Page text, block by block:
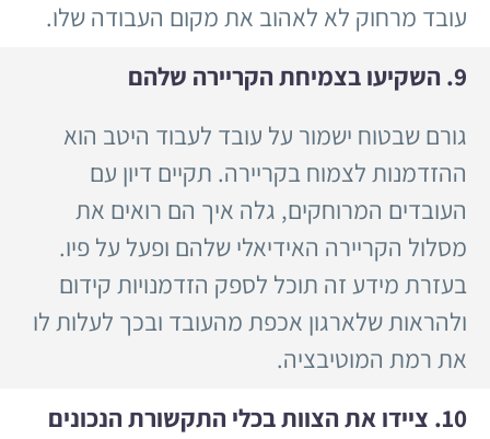
עובד מרחוק לא לאהוב את מקום העבודה שלו.
9. השקיעו בצמיחת הקריירה שלהם
גורם שבטוח ישמור על עובד לעבוד היטב הוא
ההזדמנות לצמוח בקריירה. תקיים דיון עם
העובדים המרוחקים, גלה איך הם רואים את
מסלול הקריירה האידיאלי שלהם ופעל על פיו.
בעזרת מידע זה תוכל לספק הזדמנויות קידום
ולהראות שלארגון אכפת מהעובד ובכך לעלות לו
את רמת המוטיבציה.
10. ציידו את הצוות בכלי התקשורת הנכונים